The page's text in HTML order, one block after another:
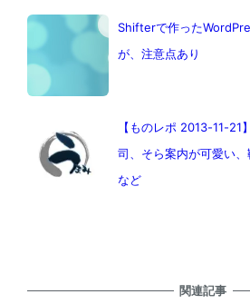
Shifterで作った
が、注意点あり
【ものレポ 2013-11-21
司、そら案内が可愛い、
など
関連記事